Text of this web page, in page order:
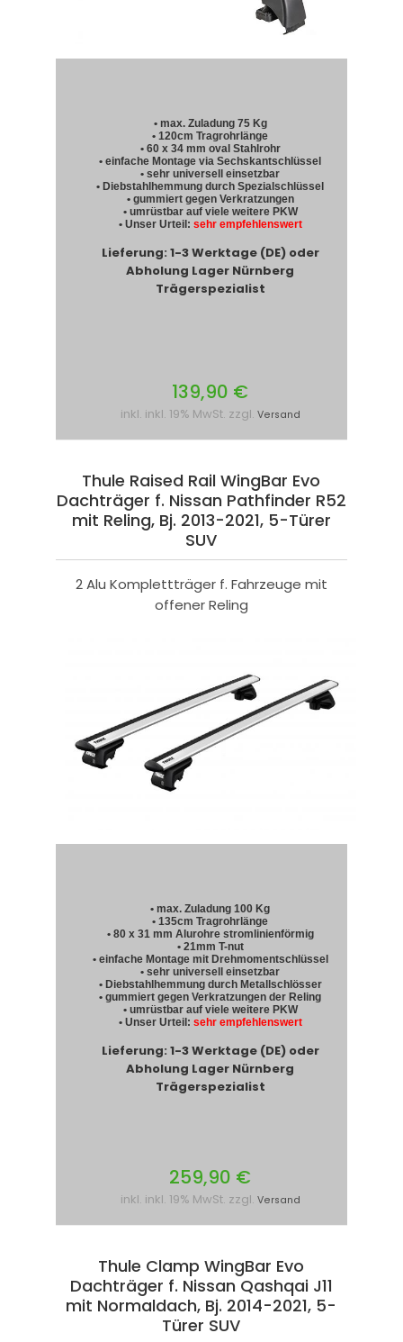
• max. Zuladung 75 Kg
• 120cm Tragrohrlänge
• 60 x 34 mm oval Stahlrohr
• einfache Montage via Sechskantschlüssel
• sehr universell einsetzbar
• Diebstahlhemmung durch Spezialschlüssel
• gummiert gegen Verkratzungen
• umrüstbar auf viele weitere PKW
• Unser Urteil: sehr empfehlenswert
Lieferung: 1-3 Werktage (DE) oder
Abholung Lager Nürnberg
Trägerspezialist
139,90 €
inkl. inkl. 19% MwSt. zzgl. Versand
Thule Raised Rail WingBar Evo
Dachträger f. Nissan Pathfinder R52
mit Reling, Bj. 2013-2021, 5-Türer
SUV
2 Alu Komplettträger f. Fahrzeuge mit
offener Reling
• max. Zuladung 100 Kg
• 135cm Tragrohrlänge
• 80 x 31 mm Alurohre stromlinienförmig
• 21mm T-nut
• einfache Montage mit Drehmomentschlüssel
• sehr universell einsetzbar
• Diebstahlhemmung durch Metallschlösser
• gummiert gegen Verkratzungen der Reling
• umrüstbar auf viele weitere PKW
• Unser Urteil: sehr empfehlenswert
Lieferung: 1-3 Werktage (DE) oder
Abholung Lager Nürnberg
Trägerspezialist
259,90 €
inkl. inkl. 19% MwSt. zzgl. Versand
Thule Clamp WingBar Evo
Dachträger f. Nissan Qashqai J11
mit Normaldach, Bj. 2014-2021, 5-
Türer SUV